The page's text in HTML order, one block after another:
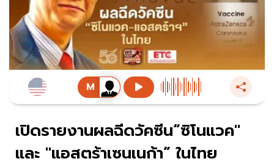
เปิดรายงานผลฉีดวัคซีน“ซิโนแวค"
และ "แอสตร้าเซนเนก้า” ในไทย